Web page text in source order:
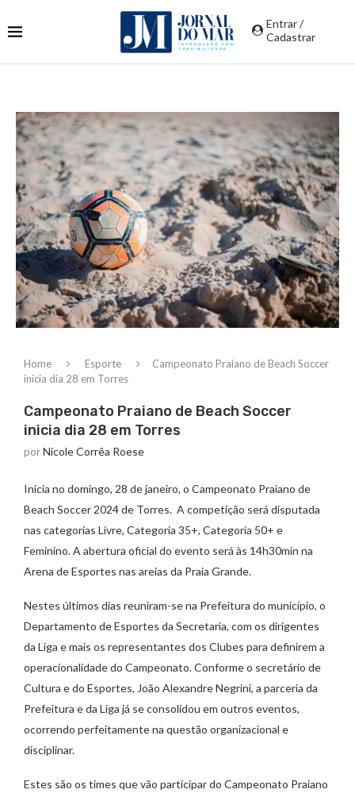
Entrar /
Cadastrar
Home Esporte
Campeonato Praiano de Beach Soccer
inicia dia 28 em Torres
Campeonato Praiano de Beach Soccer
inicia dia 28 em Torres
porNicole Corrêa Roese
Inicia no domingo, 28 de janeiro, o Campeonato Praiano de
Beach Soccer 2024 de Torres. A competição será disputada
nas categorias Livre, Categoria 35+, Categoria 50+ e
Feminino. A abertura oficial do evento será às 14h30min na
Arena de Esportes nas areias da Praia Grande.
Nestes últimos dias reuniram-se na Prefeitura do município, o
Departamento de Esportes da Secretaria, com os dirigentes
da Liga e mais os representantes dos Clubes para definirem a
operacionalidade do Campeonato. Conforme o secretário de
Cultura e do Esportes, João Alexandre Negrini, a parceria da
Prefeitura e da Liga já se consolidou em outros eventos,
ocorrendo perfeitamente na questão organizacional e
disciplinar.
Estes são os times que vão participar do Campeonato Praiano